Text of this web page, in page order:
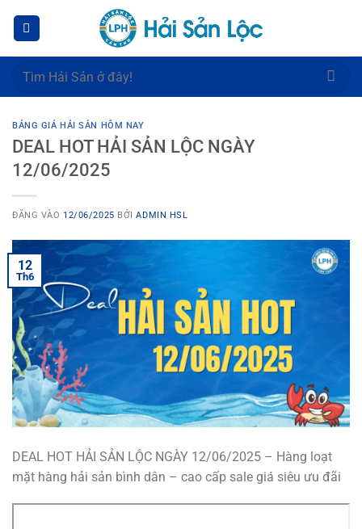
dung
Tìm
BẢNG GIÁ HẢI SẢN HÔM NAY
DEAL HOT HẢI SẢN LỘC NGÀY
12/06/2025
ĐĂNG VÀO 12/06/2025 BỞIADMIN HSL
12
Th6
DEAL HOT HẢI SẢN LỘC NGÀY 12/06/2025 – Hàng loạt
mặt hàng hải sản bình dân – cao cấp sale giá siêu ưu đãi